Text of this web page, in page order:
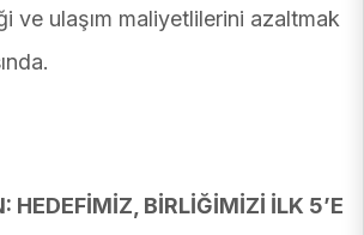
ve ulaşım maliyetlilerini azaltmak
HEDEFİMİZ, BİRLİĞİMİZİ İLK 5’E